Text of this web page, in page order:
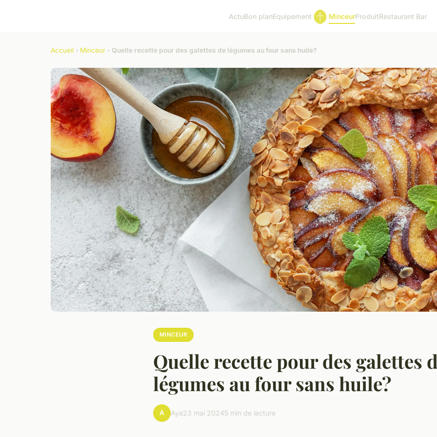
ActuBon planEquipement MinceurProduitRestaurant Bar
Accueil › Minceur › Quelle recette pour des galettes de légumes au four sans huile?
MINCEUR
Quelle recette pour des galettes
légumes au four sans huile?
A Aya23 mai 20245 min de lecture